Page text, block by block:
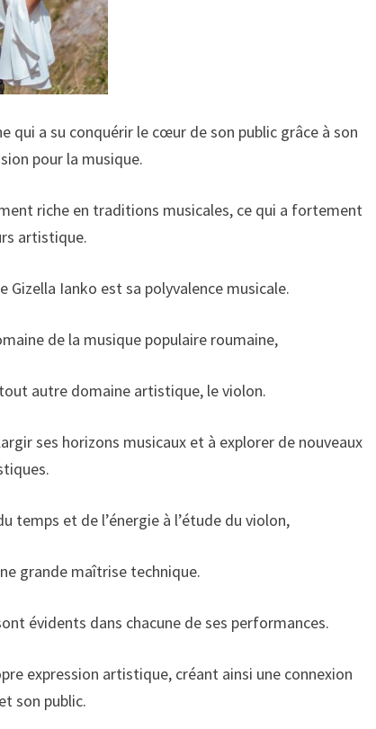
qui a su conquérir le cœur de son public grâce à son
pour la musique.
riche en traditions musicales, ce qui a fortement
artistique.
Gizella Ianko est sa polyvalence musicale.
de la musique populaire roumaine,
autre domaine artistique, le violon.
ses horizons musicaux et à explorer de nouveaux
temps et de l’énergie à l’étude du violon,
grande maîtrise technique.
évidents dans chacune de ses performances.
expression artistique, créant ainsi une connexion
son public.